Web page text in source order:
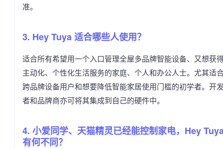
准。
3. Hey Tuya 适合哪些人使用？
适合所有希望用一个入口管理全屋多品牌智能设备、又想获
主动化、个性化生活服务的家庭、个人和办公人士。尤其适
跨品牌设备用户和想要降低智能家居使用门槛的初学者。开
者和品牌商亦可将其集成到自己的硬件中。
4. 小爱同学、天猫精灵已经能控制家电，Hey
有何不同？